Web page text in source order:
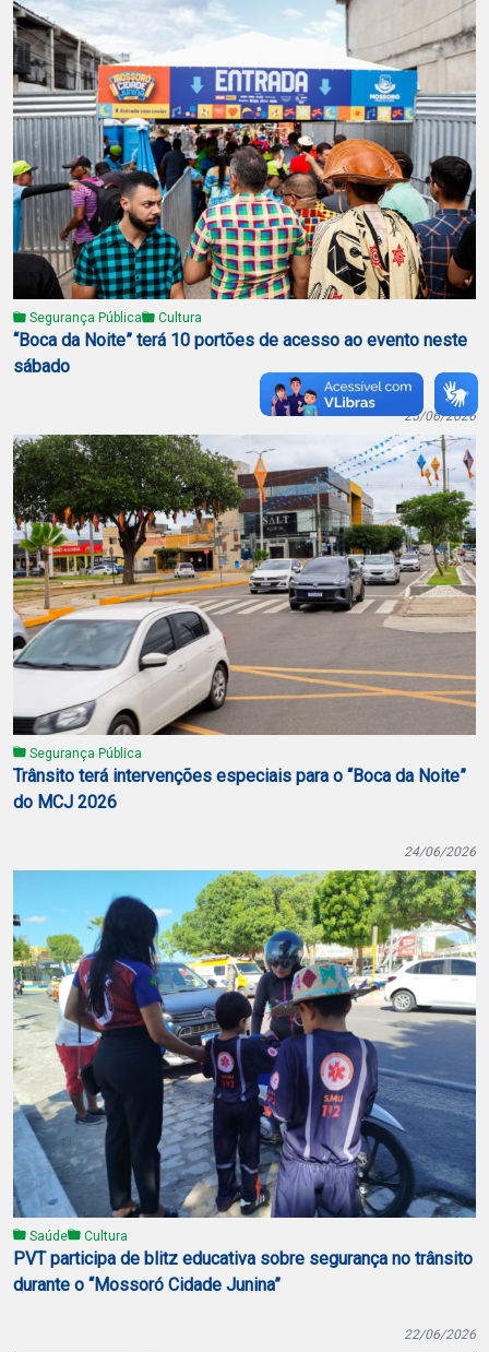
Segurança Pública Cultura
“Boca da Noite” terá 10 portões de acesso ao evento neste
sábado
25/06/2026
Segurança Pública
Trânsito terá intervenções especiais para o “Boca da Noite”
do MCJ 2026
24/06/2026
Saúde Cultura
PVT participa de blitz educativa sobre segurança no trânsito
durante o “Mossoró Cidade Junina”
22/06/2026